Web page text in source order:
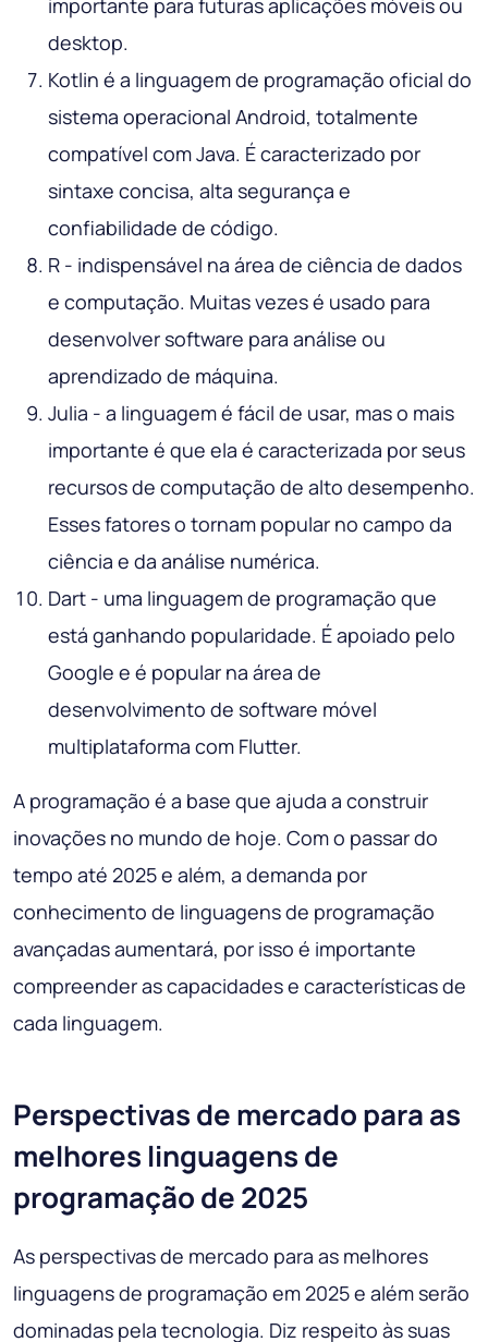
importante para futuras aplicações móveis ou
desktop.
Kotlin é a linguagem de programação oficial do
sistema operacional Android, totalmente
compatível com Java. É caracterizado por
sintaxe concisa, alta segurança e
confiabilidade de código.
R - indispensável na área de ciência de dados
e computação. Muitas vezes é usado para
desenvolver software para análise ou
aprendizado de máquina.
Julia - a linguagem é fácil de usar, mas o mais
importante é que ela é caracterizada por seus
recursos de computação de alto desempenho.
Esses fatores o tornam popular no campo da
ciência e da análise numérica.
Dart - uma linguagem de programação que
está ganhando popularidade. É apoiado pelo
Google e é popular na área de
desenvolvimento de software móvel
multiplataforma com Flutter.
A programação é a base que ajuda a construir
inovações no mundo de hoje. Com o passar do
tempo até 2025 e além, a demanda por
conhecimento de linguagens de programação
avançadas aumentará, por isso é importante
compreender as capacidades e características de
cada linguagem.
Perspectivas de mercado para as
melhores linguagens de
programação de 2025
As perspectivas de mercado para as melhores
linguagens de programação em 2025 e além serão
dominadas pela tecnologia. Diz respeito às suas